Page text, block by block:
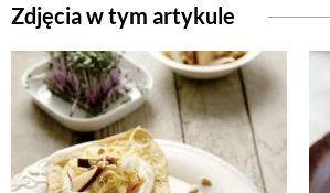
Zdjęcia w tym artykule